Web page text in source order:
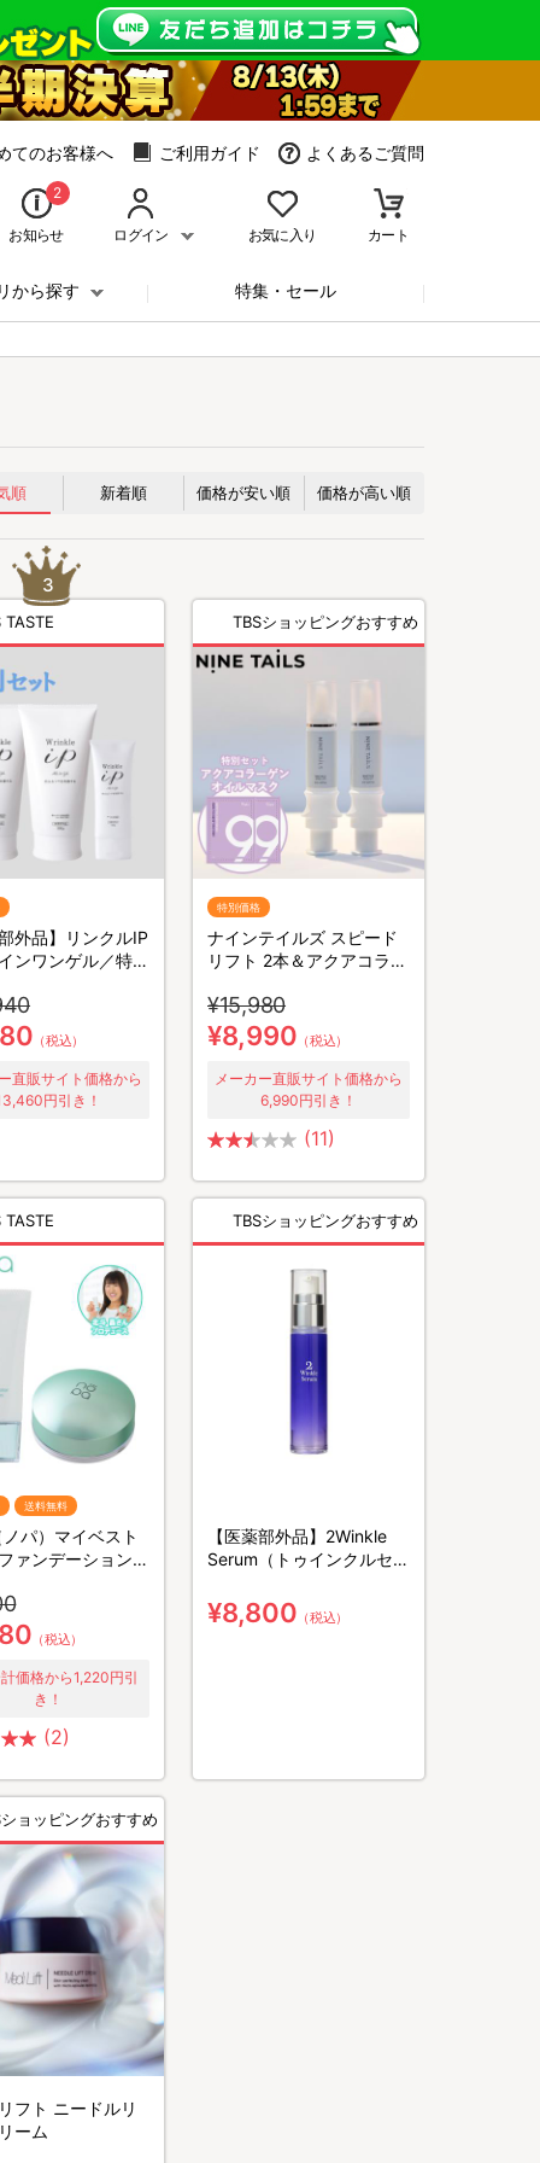
てのお客様へ ご利用ガイド よくあるご質問
2
お知らせ ログイン お気に入り カート
から探す 特集・セール
順 新着順 価格が安い順 価格が高い順
TASTE
部外品】リンクルIP
ンワンゲル／特別
（税込）
直販サイト価格から
円引き！
TBSショッピングおすすめ
特別価格
ナインテイルズ スピード
リフト 2本＆アクアコラー
別セット／美容液下地
¥15,980
¥8,990 （税込）
メーカー直販サイト価格から
6,990円引き！
(11)
TASTE
送料無料
パ）マイベスト
ァンデーション＆
デュース
（税込）
価格から1,220円引
き！
(2)
TBSショッピングおすすめ
【医薬部外品】2Winkle
Serum（トゥインクルセラ
¥8,800 （税込）
ョッピングおすすめ
フト ニードルリ
ーム